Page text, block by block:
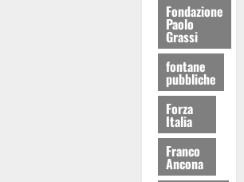
Fondazione
Paolo
Grassi
fontane
pubbliche
Forza
Italia
Franco
Ancona